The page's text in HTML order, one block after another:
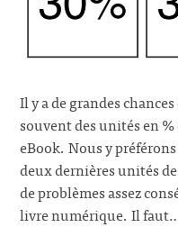
Il y a de grandes
souvent des unités en
eBook. Nous y
deux dernières unités
de problèmes assez
livre numérique. Il